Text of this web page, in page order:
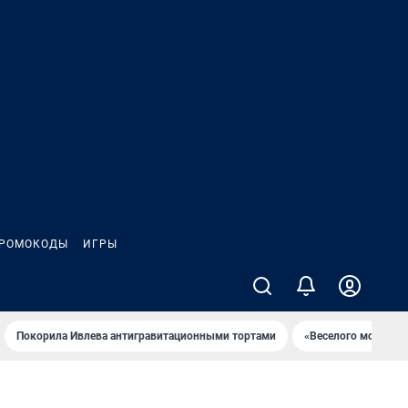
ИГРЫ
Покорила Ивлева антигравитационными тортами «Веселого